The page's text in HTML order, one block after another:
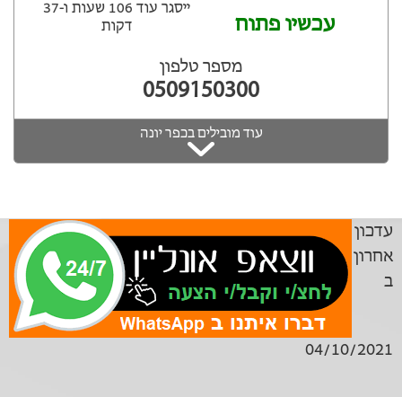
עכשיו פתוח
ייסגר עוד 106 שעות ‫ו-37
דקות
מספר טלפון
0509150300
עוד מובילים בכפר יונה
עדכון
אחרון
ב
04/10/2021